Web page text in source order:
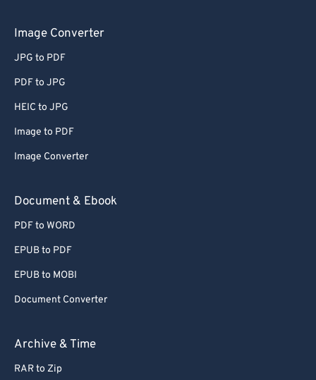
Image Converter
JPG to PDF
PDF to JPG
HEIC to JPG
Image to PDF
Image Converter
Document & Ebook
PDF to WORD
EPUB to PDF
EPUB to MOBI
Document Converter
Archive & Time
RAR to Zip